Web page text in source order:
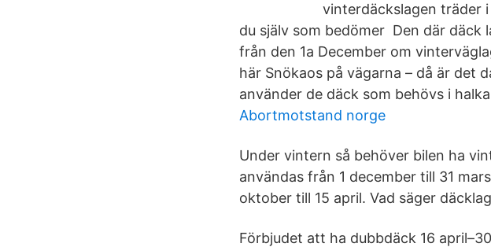
vinterdäckslagen träder
du själv som bedömer Den där däck
från den 1a December om
här Snökaos på vägarna – då är det
använder de däck som behövs i
Abortmotstand norge
Under vintern så behöver bilen ha
användas från 1 december till 31
oktober till 15 april. Vad säger
Förbjudet att ha dubbdäck 16